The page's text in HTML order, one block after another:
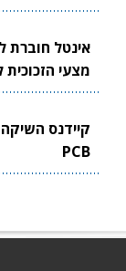
חוברת לחברה
הזכוכית לשבבים
השיקה "סוכן-